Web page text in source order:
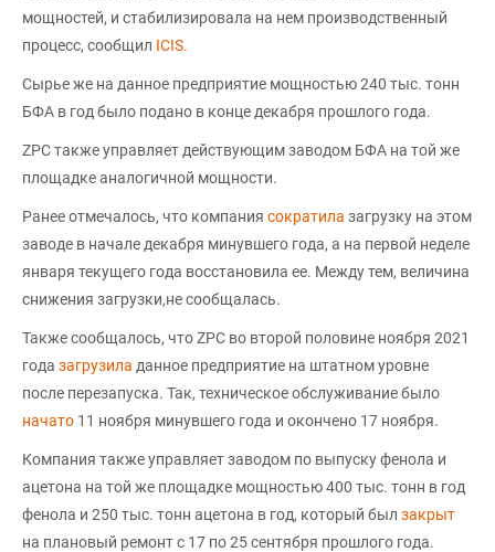
мощностей, и стабилизировала на нем производственный
процесс, сообщил ICIS.
Сырье же на данное предприятие мощностью 240 тыс. тонн
БФА в год было подано в конце декабря прошлого года.
ZPC также управляет действующим заводом БФА на той же
площадке аналогичной мощности.
Ранее отмечалось, что компания сократила загрузку на этом
заводе в начале декабря минувшего года, а на первой неделе
января текущего года восстановила ее. Между тем, величина
снижения загрузки,не сообщалась.
Также сообщалось, что ZPC во второй половине ноября 2021
года загрузила данное предприятие на штатном уровне
после перезапуска. Так, техническое обслуживание было
начато 11 ноября минувшего года и окончено 17 ноября.
Компания также управляет заводом по выпуску фенола и
ацетона на той же площадке мощностью 400 тыс. тонн в год
фенола и 250 тыс. тонн ацетона в год, который был закрыт
на плановый ремонт с 17 по 25 сентября прошлого года.